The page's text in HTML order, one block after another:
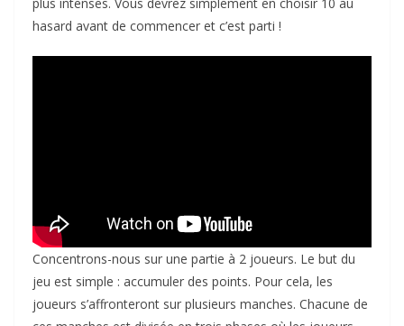
hasard avant de commencer et c’est parti !
Concentrons-nous sur une partie à 2 joueurs. Le but du
jeu est simple : accumuler des points. Pour cela, les
joueurs s’affronteront sur plusieurs manches. Chacune de